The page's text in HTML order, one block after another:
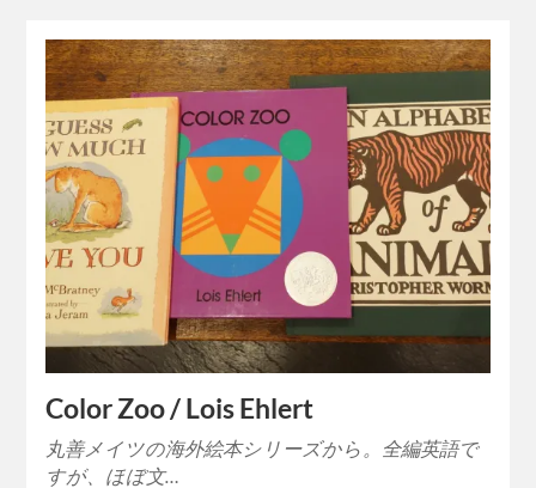
Color Zoo / Lois Ehlert
丸善メイツの海外絵本シリーズから。全編英語で
すが、ほぼ文…